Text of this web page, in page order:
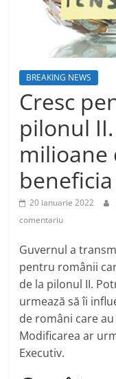
BREAKING NEWS
Cresc
pilonul
milioane
20 ianuarie 2022
comentariu
Guvernul a
pentru românii
de la pilonul II.
urmează să îi
de români care
Modificarea ar
Executiv.